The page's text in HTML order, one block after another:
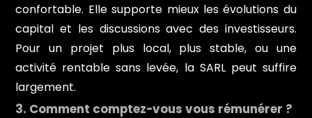
confortable. Elle supporte mieux les évolutions du
capital et les discussions avec des investisseurs.
Pour un projet plus local, plus stable, ou une
activité rentable sans levée, la SARL peut suffire
largement.
3. Comment comptez-vous vous rémunérer ?